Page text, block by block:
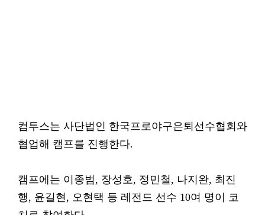
컴투스는 사단법인 한국프로야구은퇴선수협회와
협업해 캠프를 진행한다.
캠프에는 이종범, 장성호, 정민철, 나지완, 최진
행, 윤길현, 오현택 등 레전드 선수 10여 명이 코